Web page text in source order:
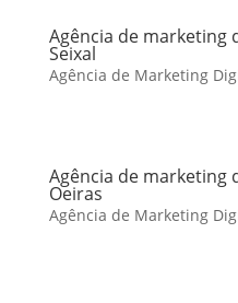
Agência de marketing
Seixal
Agência de Marketing
Agência de marketing
Oeiras
Agência de Marketing